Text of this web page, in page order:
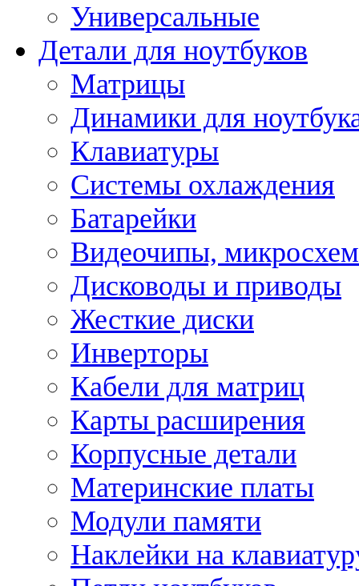
Универсальные
Детали для ноутбуков
Матрицы
Динамики для
Клавиатуры
Системы охлаждения
Батарейки
Видеочипы,
Дисководы и приводы
Жесткие диски
Инверторы
Кабели для матриц
Карты расширения
Корпусные детали
Материнские платы
Модули памяти
Наклейки на